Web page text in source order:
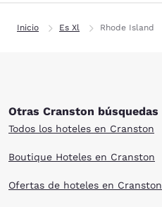
Inicio Es Xl Rhode Island
Otras Cranston búsquedas
Todos los hoteles en Cranston
Boutique Hoteles en Cranston
Ofertas de hoteles en Cranston